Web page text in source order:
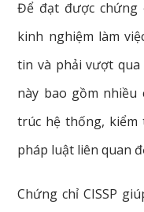
Để đạt được chứng
kinh nghiệm làm
tin và phải vượt
này bao gồm
trúc hệ thống, kiểm
pháp luật liên quan
Chứng chỉ CISSP